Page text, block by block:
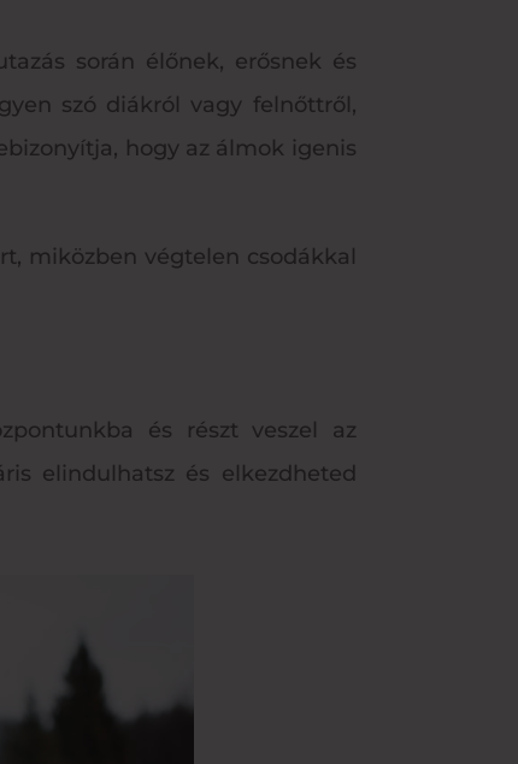
során élőnek, erősnek és
szó diákról vagy felnőttről,
hogy az álmok igenis
miközben végtelen csodákkal
és részt veszel az
elindulhatsz és elkezdheted